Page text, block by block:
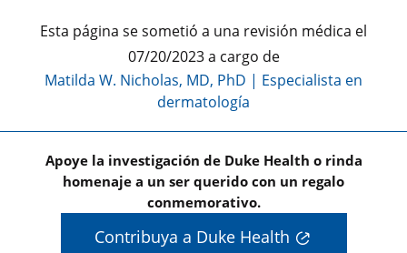
Esta página se sometió a una revisión médica el
07/20/2023 a cargo de
Matilda W. Nicholas, MD, PhD | Especialista en
dermatología
Apoye la investigación de Duke Health o rinda
homenaje a un ser querido con un regalo
conmemorativo.
Contribuya a Duke Health